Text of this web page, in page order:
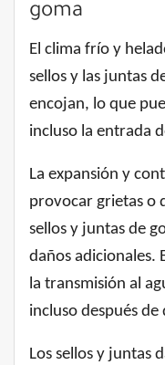
goma
El clima frío y
sellos y las juntas
encojan, lo que
incluso la entrada
La expansión y
provocar grietas o
sellos y juntas de
daños adicionales.
la transmisión al
incluso después
Los sellos y juntas